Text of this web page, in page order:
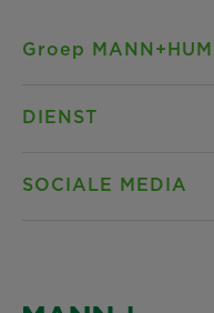
Groep
DIENST
SOCIALE MEDIA